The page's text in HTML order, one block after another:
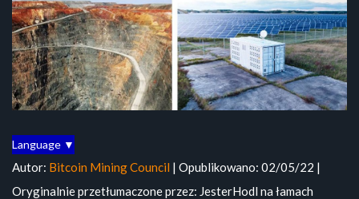
Language ▼
Autor: Bitcoin Mining Council | Opublikowano: 02/05/22 |
Oryginalnie przetłumaczone przez: JesterHodl na łamach